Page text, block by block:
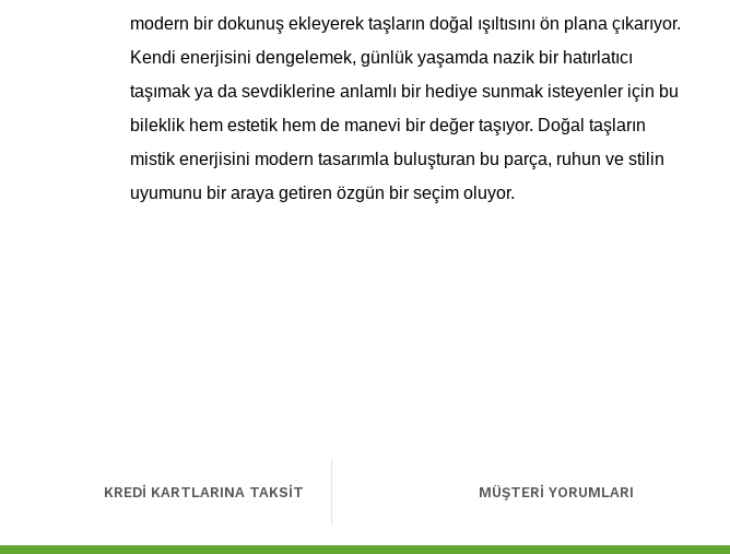
modern bir dokunuş ekleyerek taşların doğal ışıltısını ön plana çıkarıyor.
Kendi enerjisini dengelemek, günlük yaşamda nazik bir hatırlatıcı
taşımak ya da sevdiklerine anlamlı bir hediye sunmak isteyenler için bu
bileklik hem estetik hem de manevi bir değer taşıyor. Doğal taşların
mistik enerjisini modern tasarımla buluşturan bu parça, ruhun ve stilin
uyumunu bir araya getiren özgün bir seçim oluyor.
KREDİ KARTLARINA TAKSİT MÜŞTERİ YORUMLARI